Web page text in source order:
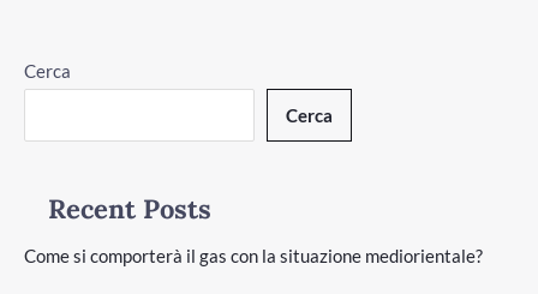
Cerca
Cerca
Recent Posts
Come si comporterà il gas con la situazione mediorientale?